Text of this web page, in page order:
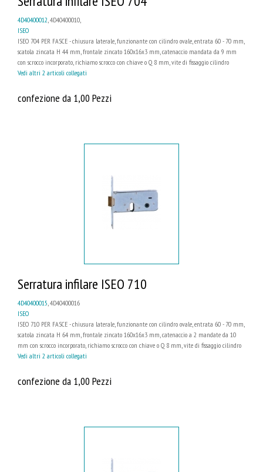
4D40400012, 4D40400010,
ISEO
ISEO 704 PER FASCE - chiusura laterale, funzionante con cilindro ovale, entrata 60 - 70 mm,
scatola zincata H 44 mm, frontale zincato 160x16x3 mm, catenaccio mandata da 9 mm
con scrocco incorporato, richiamo scrocco con chiave o Q 8 mm, vite di fissaggio cilindro
Vedi altri 2 articoli collegati
confezione da 1,00 Pezzi
Serratura infilare ISEO 710
4D40400015 , 4D40400016
ISEO
ISEO 710 PER FASCE - chiusura laterale, funzionante con cilindro ovale, entrata 60 - 70 mm,
scatola zincata H 64 mm, frontale zincato 160x16x3 mm, catenaccio a 2 mandate da 10
mm con scrocco incorporato, richiamo scrocco con chiave o Q 8 mm, vite di fissaggio cilindro
Vedi altri 2 articoli collegati
confezione da 1,00 Pezzi